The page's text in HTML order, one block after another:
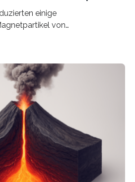
einige
von
Nun ist es einem
„Riesenmagnetfossilien” mit
an der Diamond-
Ihre Analyse zeigt, dass
ermöglicht haben
sowohl in der
Intensität des Erdmagnetfelds
konnten sie sich verorten und
Vor einigen Jahren…